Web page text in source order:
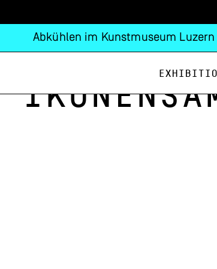
Abkühlen im Kunstmuseum